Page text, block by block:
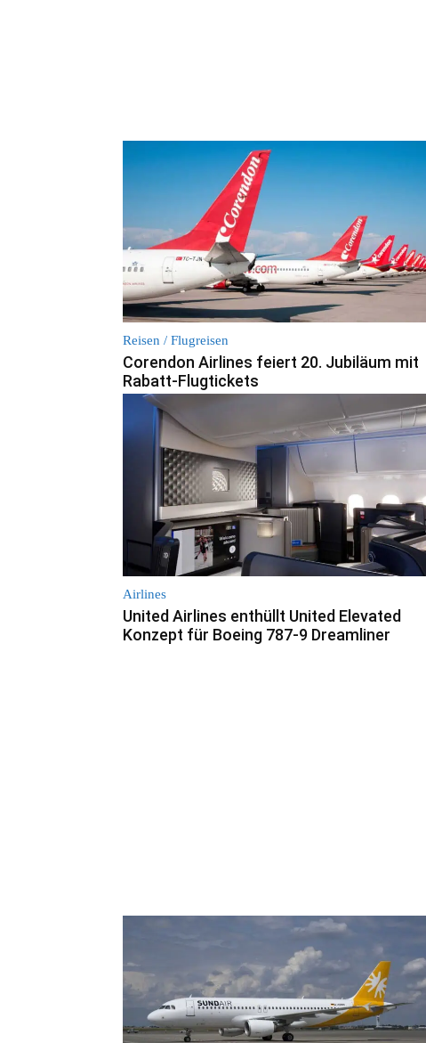
Reisen / Flugreisen
Corendon Airlines feiert 20. Jubiläum mit
Rabatt-Flugtickets
Airlines
United Airlines enthüllt United Elevated
Konzept für Boeing 787-9 Dreamliner